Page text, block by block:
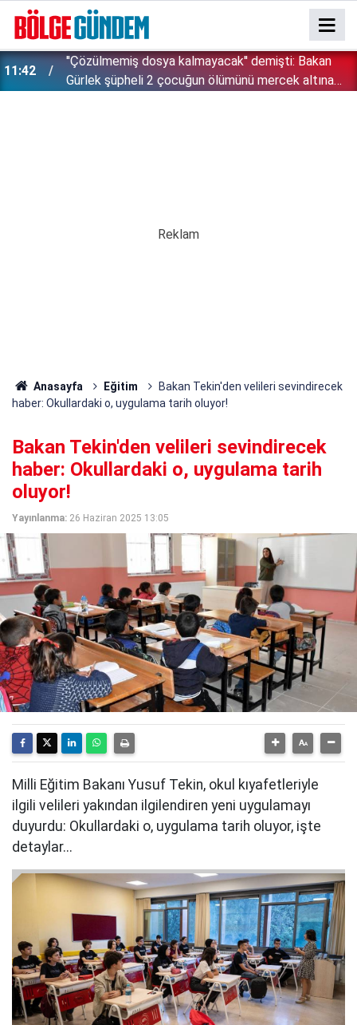
11:42
''Çözülmemiş dosya kalmayacak'' demişti: Bakan
Gürlek şüpheli 2 çocuğun ölümünü mercek altına
Anasayfa Eğitim
Bakan Tekin'den velileri sevindirecek
haber: Okullardaki o, uygulama tarih oluyor!
Bakan Tekin'den velileri sevindirecek
haber: Okullardaki o, uygulama tarih
oluyor!
Yayınlanma: 26 Haziran 2025 13:05
Milli Eğitim Bakanı Yusuf Tekin, okul kıyafetleriyle
ilgili velileri yakından ilgilendiren yeni uygulamayı
duyurdu: Okullardaki o, uygulama tarih oluyor, işte
detaylar...